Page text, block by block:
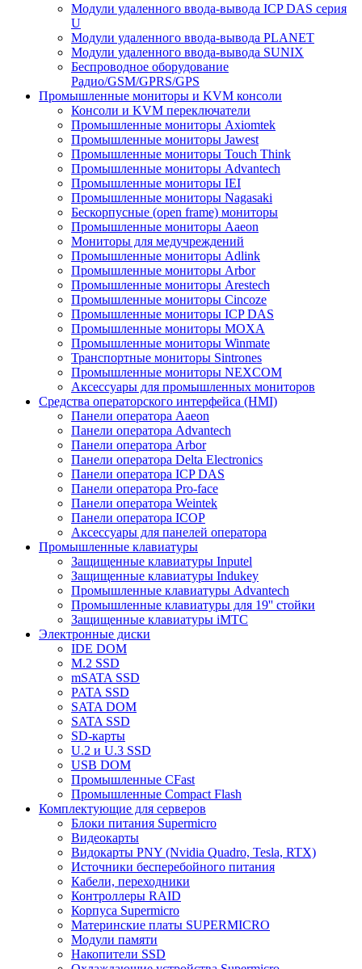
Модули удаленного ввода-вывода ICP DAS серия
U
Модули удаленного ввода-вывода PLANET
Модули удаленного ввода-вывода SUNIX
Беспроводное оборудование
Радио/GSM/GPRS/GPS
Промышленные мониторы и KVM консоли
Консоли и KVM переключатели
Промышленные мониторы Axiomtek
Промышленные мониторы Jawest
Промышленные мониторы Touch Think
Промышленные мониторы Advantech
Промышленные мониторы IEI
Промышленные мониторы Nagasaki
Бескорпусные (open frame) мониторы
Промышленные мониторы Aaeon
Мониторы для медучреждений
Промышленные мониторы Adlink
Промышленные мониторы Arbor
Промышленные мониторы Arestech
Промышленные мониторы Cincoze
Промышленные мониторы ICP DAS
Промышленные мониторы MOXA
Промышленные мониторы Winmate
Транспортные мониторы Sintrones
Промышленные мониторы NEXCOM
Аксессуары для промышленных мониторов
Средства операторского интерфейса (HMI)
Панели оператора Aaeon
Панели оператора Advantech
Панели оператора Arbor
Панели оператора Delta Electronics
Панели оператора ICP DAS
Панели оператора Pro-face
Панели оператора Weintek
Панели оператора ICOP
Аксессуары для панелей оператора
Промышленные клавиатуры
Защищенные клавиатуры Inputel
Защищенные клавиатуры Indukey
Промышленные клавиатуры Advantech
Промышленные клавиатуры для 19'' стойки
Защищенные клавиатуры iMTC
Электронные диски
IDE DOM
M.2 SSD
mSATA SSD
PATA SSD
SATA DOM
SATA SSD
SD-карты
U.2 и U.3 SSD
USB DOM
Промышленные CFast
Промышленные Compact Flash
Комплектующие для серверов
Блоки питания Supermicro
Видеокарты
Видокарты PNY (Nvidia Quadro, Tesla, RTX)
Источники бесперебойного питания
Кабели, переходники
Контроллеры RAID
Корпуса Supermicro
Материнские платы SUPERMICRO
Модули памяти
Накопители SSD